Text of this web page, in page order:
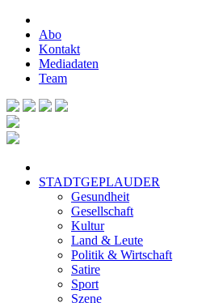
Abo
Kontakt
Mediadaten
Team
STADTGEPLAUDER
Gesundheit
Gesellschaft
Kultur
Land & Leute
Politik & Wirtschaft
Satire
Sport
Szene